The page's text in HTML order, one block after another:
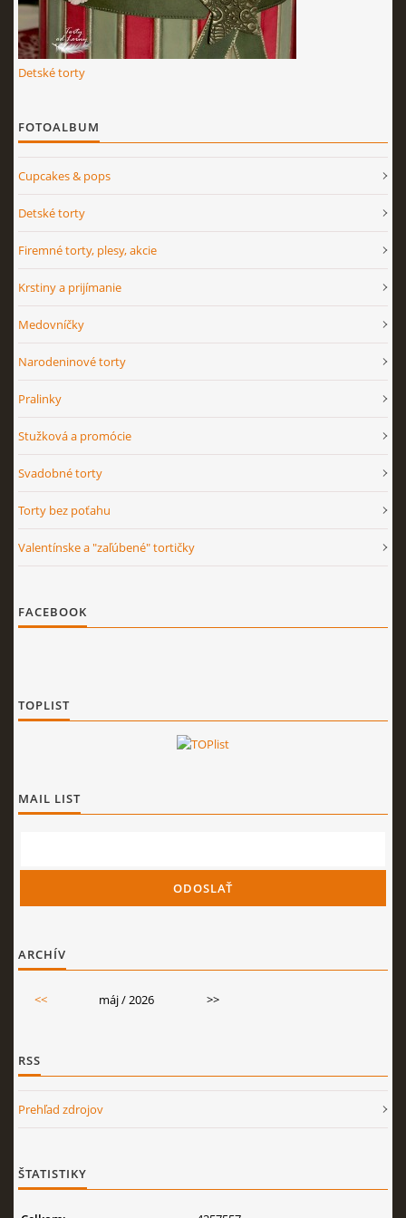
Detské torty
FOTOALBUM
Cupcakes & pops
Detské torty
Firemné torty, plesy, akcie
Krstiny a prijímanie
Medovníčky
Narodeninové torty
Pralinky
Stužková a promócie
Svadobné torty
Torty bez poťahu
Valentínske a "zaľúbené" tortičky
FACEBOOK
TOPLIST
MAIL LIST
ARCHÍV
<< máj / 2026 >>
RSS
Prehľad zdrojov
ŠTATISTIKY